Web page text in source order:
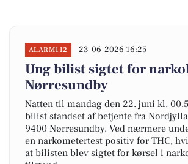
ALARM112 23-06-2026 16:25
Ung bilist sigtet for
Nørresundby
Natten til mandag den 22. juni kl.
bilist standset af betjente fra
9400 Nørresundby. Ved nærmere
en narkometertest positiv for THC,
at bilisten blev sigtet for kørsel i